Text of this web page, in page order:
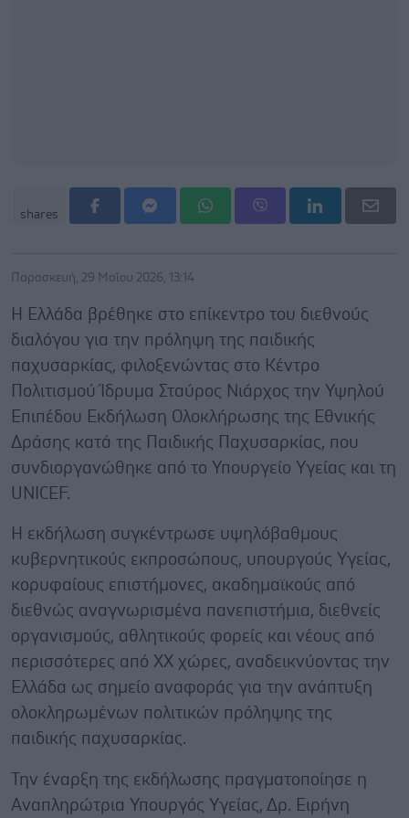
shares
Παρασκευή, 29 Μαΐου 2026, 13:14
Η Ελλάδα βρέθηκε στο επίκεντρο του διεθνούς
διαλόγου για την πρόληψη της παιδικής
παχυσαρκίας, φιλοξενώντας στο Κέντρο
Πολιτισμού Ίδρυμα Σταύρος Νιάρχος την Υψηλού
Επιπέδου Εκδήλωση Ολοκλήρωσης της Εθνικής
Δράσης κατά της Παιδικής Παχυσαρκίας, που
συνδιοργανώθηκε από το Υπουργείο Υγείας και τη
UNICEF.
Η εκδήλωση συγκέντρωσε υψηλόβαθμους
κυβερνητικούς εκπροσώπους, υπουργούς Υγείας,
κορυφαίους επιστήμονες, ακαδημαϊκούς από
διεθνώς αναγνωρισμένα πανεπιστήμια, διεθνείς
οργανισμούς, αθλητικούς φορείς και νέους από
περισσότερες από XX χώρες, αναδεικνύοντας την
Ελλάδα ως σημείο αναφοράς για την ανάπτυξη
ολοκληρωμένων πολιτικών πρόληψης της
παιδικής παχυσαρκίας.
Την έναρξη της εκδήλωσης πραγματοποίησε η
Αναπληρώτρια Υπουργός Υγείας, Δρ. Ειρήνη